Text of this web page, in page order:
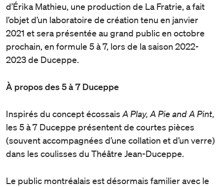
d’Érika Mathieu, une production de La Fratrie, a fait
l’objet d’un laboratoire de création tenu en janvier
2021 et sera présentée au grand public en octobre
prochain, en formule 5 à 7, lors de la saison 2022-
2023 de Duceppe.
À propos des 5 à 7 Duceppe
Inspirés du concept écossais A Play, A Pie and A Pint,
les 5 à 7 Duceppe présentent de courtes pièces
(souvent accompagnées d’une collation et d’un verre)
dans les coulisses du Théâtre Jean-Duceppe.
Le public montréalais est désormais familier avec le